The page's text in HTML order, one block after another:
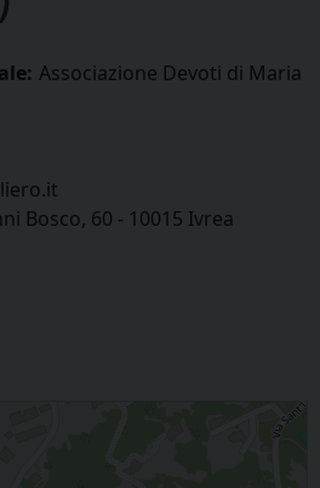
Associazione Devoti di Maria
Bosco, 60 - 10015 Ivrea
(A.D.M.A.)